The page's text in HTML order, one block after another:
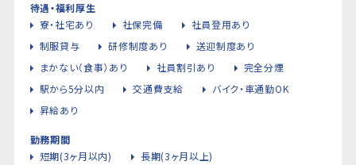
待遇・福利厚生
寮・社宅あり
社保完備
社員登用あり
制服貸与
研修制度あり
送迎制度あり
まかない（食事）あり
社員割引あり
完全分煙
駅から5分以内
交通費支給
バイク・車通勤OK
昇給あり
勤務期間
短期(3ヶ月以内)
長期(3ヶ月以上)